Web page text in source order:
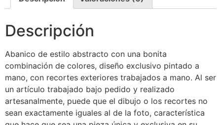
Descripción
Abanico de estilo abstracto con una bonita
combinación de colores, diseño exclusivo pintado a
mano, con recortes exteriores trabajados a mano. Al ser
un artículo trabajado bajo pedido y realizado
artesanalmente, puede que el dibujo o los recortes no
sean exactamente iguales al de la foto, característica